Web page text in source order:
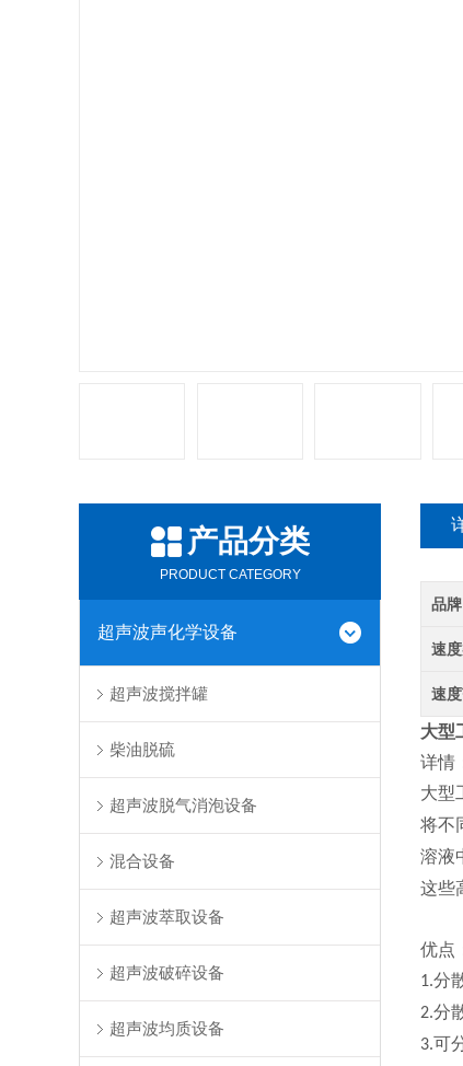
产品分类
PRODUCT CATEGORY
超声波声化学设备
超声波搅拌罐
柴油脱硫
超声波脱气消泡设备
混合设备
超声波萃取设备
超声波破碎设备
超声波均质设备
品牌
速
速
大型
详情
大型
将不
溶液
这些
优点
1.分
2.分
3.可